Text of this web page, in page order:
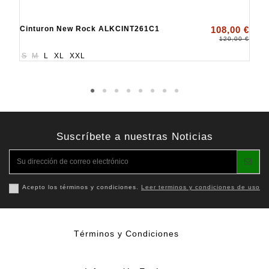
Cinturon New Rock ALKCINT261C1 108,00 €
120,00 €
S M L XL XXL
Suscríbete a nuestras Noticias
Acepto los términos y condiciones. Leer terminos y condiciones de uso
Términos y Condiciones